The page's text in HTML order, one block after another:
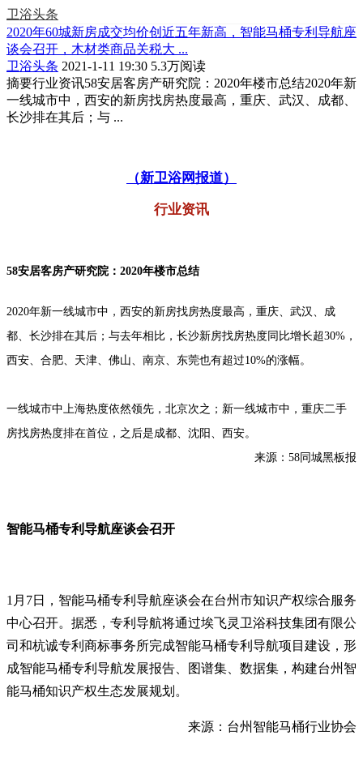
卫浴头条
2020年60城新房成交均价创近五年新高，智能马桶专利导航座
谈会召开，木材类商品关税大 ...
卫浴头条 2021-1-11 19:30 5.3万阅读
摘要行业资讯58安居客房产研究院：2020年楼市总结2020年新
一线城市中，西安的新房找房热度最高，重庆、武汉、成都、
长沙排在其后；与 ...
（新卫浴网报道）
行业资讯
58安居客房产研究院：2020年楼市总结
2020年新一线城市中，西安的新房找房热度最高，重庆、武汉、成
都、长沙排在其后；与去年相比，长沙新房找房热度同比增长超30%，
西安、合肥、天津、佛山、南京、东莞也有超过10%的涨幅。
一线城市中上海热度依然领先，北京次之；新一线城市中，重庆二手
房找房热度排在首位，之后是成都、沈阳、西安。
来源：58同城黑板报
智能马桶专利导航座谈会召开
1月7日，智能马桶专利导航座谈会在台州市知识产权综合服务
中心召开。据悉，专利导航将通过埃飞灵卫浴科技集团有限公
司和杭诚专利商标事务所完成智能马桶专利导航项目建设，形
成智能马桶专利导航发展报告、图谱集、数据集，构建台州智
能马桶知识产权生态发展规划。
来源：台州智能马桶行业协会